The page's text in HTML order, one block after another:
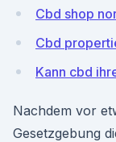
Cbd shop
Cbd
Kann cbd
Nachdem vor
Gesetzgebung